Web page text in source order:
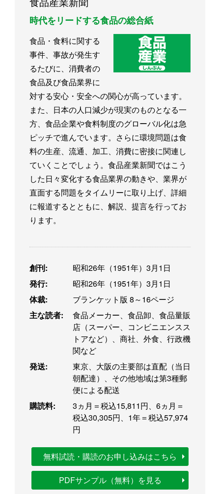
時代をリードする食品の総合紙
食品・食料に関する
事件、事故が発生す
るたびに、消費者の
食品及び食品業界に
対する安心・安全への関心が高っています。
また、日本の人口減少が現実のものとなる一
方、食品企業や食料制度のグローバル化は急
ピッチで進んでいます。さらに環境問題は食
料の生産、流通、加工、消費に密接に関連し
ていくことでしょう。食品産業新聞ではこう
した日々変化する食品業界の動きや、業界が
直面する問題をタイムリーに取り上げ、詳細
に報道するとともに、解説、提言を行ってお
ります。
創刊:
昭和26年（1951年）3月1日
発行:
昭和26年（1951年）3月1日
体裁:
ブランケット版 8～16ページ
主な読者:
食品メーカー、食品卸、食品量販
店（スーパー、コンビニエンスス
トアなど）、商社、外食、行政機
関など
発送:
東京、大阪の主要部は直配（当日
朝配達）、その他地域は第3種郵
便による配送
購読料:
3ヵ月＝税込15,811円、6ヵ月＝
税込30,305円、1年＝税込57,974
円
無料試読・購読のお申し込みはこちら
PDFサンプル（無料）を見る